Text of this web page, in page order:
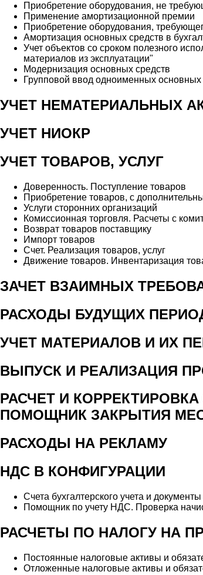
Приобретение оборудования, не
Применение амортизационной премии
Приобретение оборудования,
Амортизация основных средств в
Учет объектов со сроком полезного
материалов из эксплуатации"
Модернизация основных средств
Групповой ввод одноименных
УЧЕТ НЕМАТЕРИАЛЬНЫХ
УЧЕТ НИОКР
УЧЕТ ТОВАРОВ, УСЛУГ
Доверенность. Поступление товаров
Приобретение товаров, с
Услуги сторонних организаций
Комиссионная торговля. Расчеты с
Возврат товаров поставщику
Импорт товаров
Счет. Реализация товаров, услуг
Движение товаров. Инвентаризация
ЗАЧЕТ ВЗАИМНЫХ
РАСХОДЫ БУДУЩИХ
УЧЕТ МАТЕРИАЛОВ И ИХ
ВЫПУСК И РЕАЛИЗАЦИЯ
РАСЧЕТ И
ПОМОЩНИК ЗАКРЫТИЯ
РАСХОДЫ НА РЕКЛАМУ
НДС В КОНФИГУРАЦИИ
Счета бухгалтерского учета и
Помощник по учету НДС. Проверка
РАСЧЕТЫ ПО НАЛОГУ НА
Постоянные налоговые активы и
Отложенные налоговые активы и